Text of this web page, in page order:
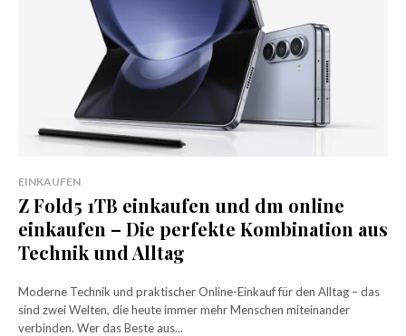
EINKAUFEN
Z Fold5 1TB einkaufen und dm online
einkaufen – Die perfekte Kombination aus
Technik und Alltag
Moderne Technik und praktischer Online-Einkauf für den Alltag – das
sind zwei Welten, die heute immer mehr Menschen miteinander
verbinden. Wer das Beste aus...